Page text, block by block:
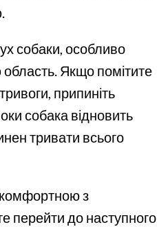
собаки, особливо
Якщо помітите
припиніть
собака відновить
тривати всього
з
перейти до наступного